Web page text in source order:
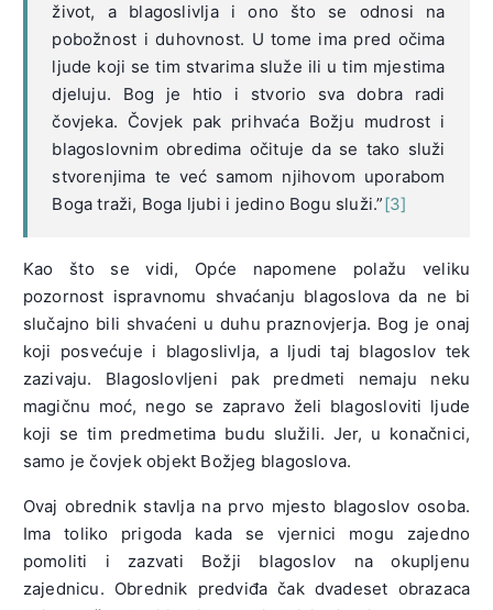
život, a blagoslivlja i ono što se odnosi na
pobožnost i duhovnost. U tome ima pred očima
ljude koji se tim stvarima služe ili u tim mjestima
djeluju. Bog je htio i stvorio sva dobra radi
čovjeka. Čovjek pak prihvaća Božju mudrost i
blagoslovnim obredima očituje da se tako služi
stvorenjima te već samom njihovom uporabom
Boga traži, Boga ljubi i jedino Bogu služi.” [3]
Kao što se vidi, Opće napomene polažu veliku
pozornost ispravnomu shvaćanju blagoslova da ne bi
slučajno bili shvaćeni u duhu praznovjerja. Bog je onaj
koji posvećuje i blagoslivlja, a ljudi taj blagoslov tek
zazivaju. Blagoslovljeni pak predmeti nemaju neku
magičnu moć, nego se zapravo želi blagosloviti ljude
koji se tim predmetima budu služili. Jer, u konačnici,
samo je čovjek objekt Božjeg blagoslova.
Ovaj obrednik stavlja na prvo mjesto blagoslov osoba.
Ima toliko prigoda kada se vjernici mogu zajedno
pomoliti i zazvati Božji blagoslov na okupljenu
zajednicu. Obrednik predviđa čak dvadeset obrazaca